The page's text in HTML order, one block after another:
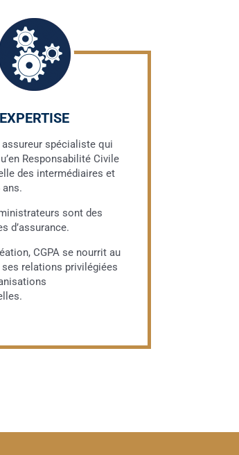
EXPERTISE
assureur spécialiste qui
Responsabilité Civile
des intermédiaires et
ans.
sont des
d’assurance.
CGPA se nourrit au
relations privilégiées